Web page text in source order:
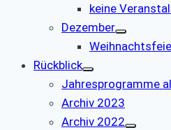
keine
Dezember
Rückblick
Jahresprogramme
Archiv 2023
Archiv 2022